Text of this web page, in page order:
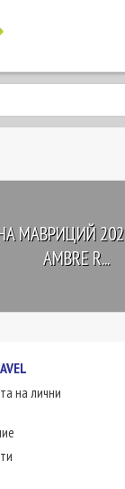
МАВРИЦИЙ
AMBRE R...
на лични